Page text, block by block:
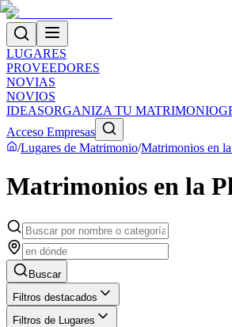
LUGARES
PROVEEDORES
NOVIAS
NOVIOS
IDEASORGANIZA TU MATRIMONIO
Acceso Empresas
/Lugares de Matrimonio/Matrimonios en
Matrimonios en la
Buscar
Filtros destacados
Filtros de Lugares